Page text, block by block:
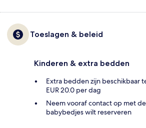
Toeslagen & beleid
Kinderen & extra bedden
Extra bedden zijn beschikbaar
EUR 20.0 per dag
Neem vooraf contact op met
babybedjes wilt reserveren